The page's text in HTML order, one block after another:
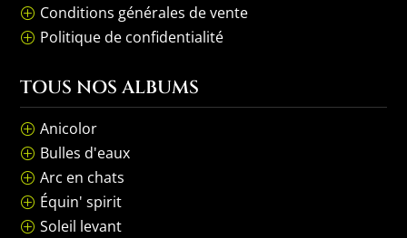
P Conditions générales de vente
P Politique de confidentialité
TOUS NOS ALBUMS
P Anicolor
P Bulles d'eaux
P Arc en chats
P Équin' spirit
P Soleil levant